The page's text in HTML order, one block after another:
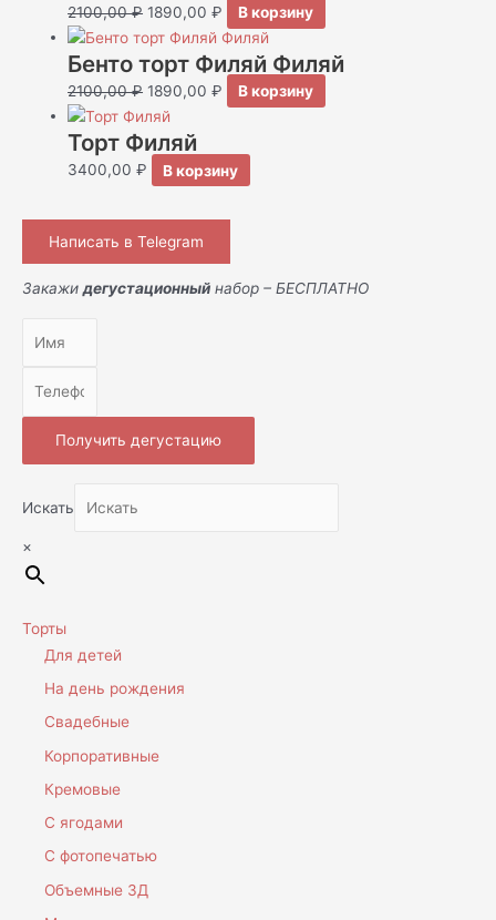
2100,00₽ 1890,00₽ В корзину
Бенто торт Филяй Филяй
2100,00₽ 1890,00₽ В корзину
Торт Филяй
3400,00₽ В корзину
Написать в Telegram
Закажи дегустационный набор – БЕСПЛАТНО
Получить дегустацию
Искать
×
Торты
Для детей
На день рождения
Свадебные
Корпоративные
Кремовые
С ягодами
С фотопечатью
Объемные 3Д